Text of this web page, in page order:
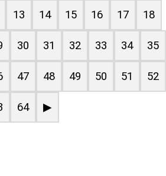
13 14 15 16 17 18
30 31 32 33 34 35
47 48 49 50 51 52
64 ▶